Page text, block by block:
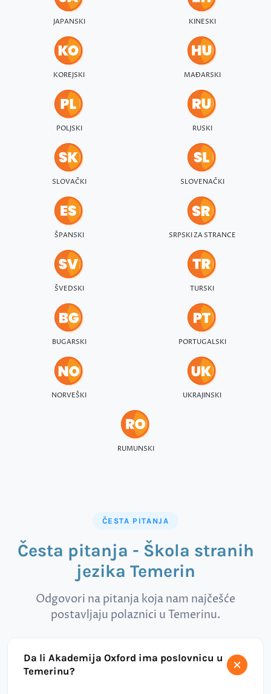
JAPANSKI KINESKI
KOREJSKI MAĐARSKI
POLJSKI RUSKI
SLOVAČKI SLOVENAČKI
ŠPANSKI SRPSKI ZA STRANCE
ŠVEDSKI TURSKI
BUGARSKI PORTUGALSKI
NORVEŠKI UKRAJINSKI
RUMUNSKI
ČESTA PITANJA
Česta pitanja - Škola stranih
jezika Temerin
Odgovori na pitanja koja nam najčešće
postavljaju polaznici u Temerinu.
Da li Akademija Oxford ima poslovnicu u
Temerinu?